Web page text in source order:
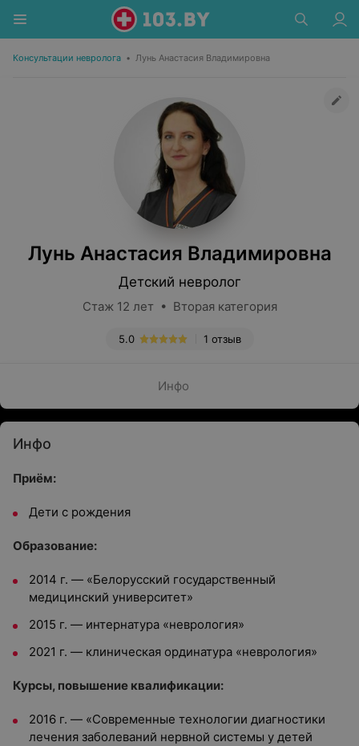
Консультации невролога • Лунь Анастасия Владимировна
Лунь Анастасия Владимировна
Детский невролог
Стаж 12 лет • Вторая категория
1 отзыв
5.0
Инфо
Инфо
Приём:
Дети с рождения
Образование:
2014 г. — «Белорусский государственный
медицинский университет»
2015 г. — интернатура «неврология»
2021 г. — клиническая ординатура «неврология»
Курсы, повышение квалификации:
2016 г. — «Современные технологии диагностики
лечения заболеваний нервной системы у детей